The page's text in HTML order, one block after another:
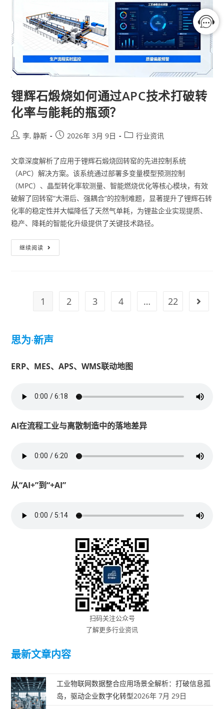
锂辉石煅烧如何通过APC技术打破转
化率与能耗的瓶颈？
李, 静斯 2026年 3月 9日 行业资讯
文章深度解析了应用于锂辉石煅烧回转窑的先进控制系统
（APC）解决方案。该系统通过部署多变量模型预测控制
（MPC）、晶型转化率软测量、智能燃烧优化等核心模块，有效
破解了回转窑“大滞后、强耦合”的控制难题，显著提升了锂辉石转
化率的稳定性并大幅降低了天然气单耗，为锂盐企业实现提质、
稳产、降耗的智能化升级提供了关键技术路径。
继续阅读
1 2 3 4 … 22
思为·新声
ERP、MES、APS、WMS联动地图
AI在流程工业与离散制造中的落地差异
从“AI+”到“+AI”
扫码关注公众号
了解更多行业资讯
最新文章内容
工业物联网数据整合应用场景全解析：打破信息孤
岛，驱动企业数字化转型2026年 7月 29日